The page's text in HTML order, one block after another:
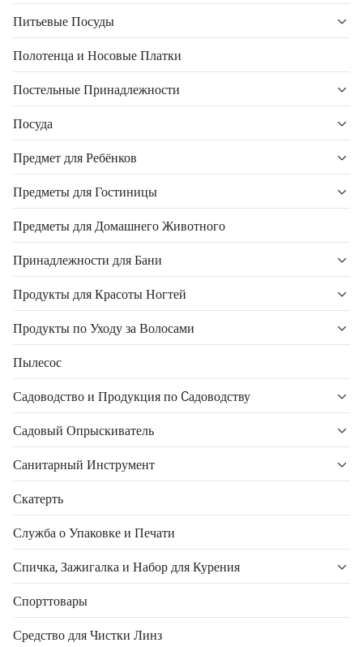
Питьевые Посуды
Полотенца и Носовые Платки
Постельные Принадлежности
Посуда
Предмет для Ребёнков
Предметы для Гостиницы
Предметы для Домашнего Животного
Принадлежности для Бани
Продукты для Красоты Ногтей
Продукты по Уходу за Волосами
Пылесос
Садоводство и Продукция по Cадоводству
Садовый Опрыскиватель
Санитарный Инструмент
Скатерть
Служба о Упаковке и Печати
Спичка, Зажигалка и Набор для Курения
Спорттовары
Средство для Чистки Линз